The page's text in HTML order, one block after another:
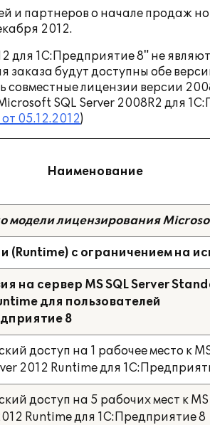
и партнеров о начале продаж
2012.
для 1С:Предприятие 8" не
заказа будут доступны обе
совместные лицензии версии
SQL Server 2008R2 для
05.12.2012)
Наименование
модели лицензирования M
(Runtime) с ограничением на
на сервер MS SQL Server
для пользователей
8
доступ на 1 рабочее место к
2012 Runtime для
доступ на 5 рабочих мест к MS
Runtime для 1С:Предприятие 8